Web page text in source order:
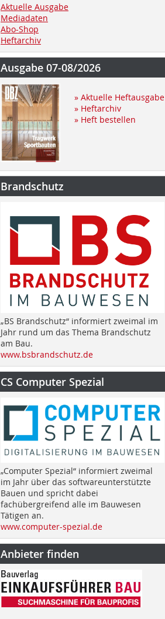
Aktuelle Ausgabe
Mediadaten
Abo-Shop
Heftarchiv
Ausgabe 07-08/2026
» Aktuelle Heftausgabe
» Heftarchiv
» Heft bestellen
Brandschutz
„BS Brandschutz“ informiert zweimal im
Jahr rund um das Thema Brandschutz
am Bau.
www.bsbrandschutz.de
CS Computer Spezial
„Computer Spezial“ informiert zweimal
im Jahr über das softwareunterstützte
Bauen und spricht dabei
fachübergreifend alle im Bauwesen
Tätigen an.
www.computer-spezial.de
Anbieter finden